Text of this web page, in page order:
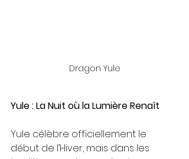
Dragon Yule
Yule : La Nuit où la Lumière Renaît
Yule célèbre officiellement le
début de l’Hiver, mais dans les